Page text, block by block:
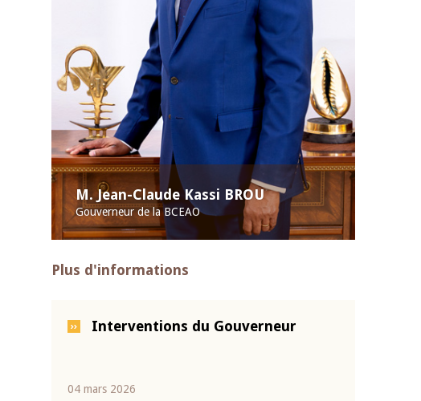
M. Jean-Claude Kassi BROU
Gouverneur de la BCEAO
Plus d'informations
Interventions du Gouverneur
04 mars 2026